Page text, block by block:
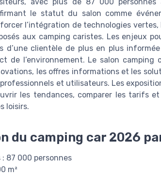
le statut du salon comme
l’intégration de technologies
aux camping caristes. Les enjeux
d’une clientèle de plus en plus
de l’environnement. Le salon
les offres informations et les
et utilisateurs. Les
les tendances, comparer les tarifs
loisirs.
du camping car 2026
87 000 personnes
m²